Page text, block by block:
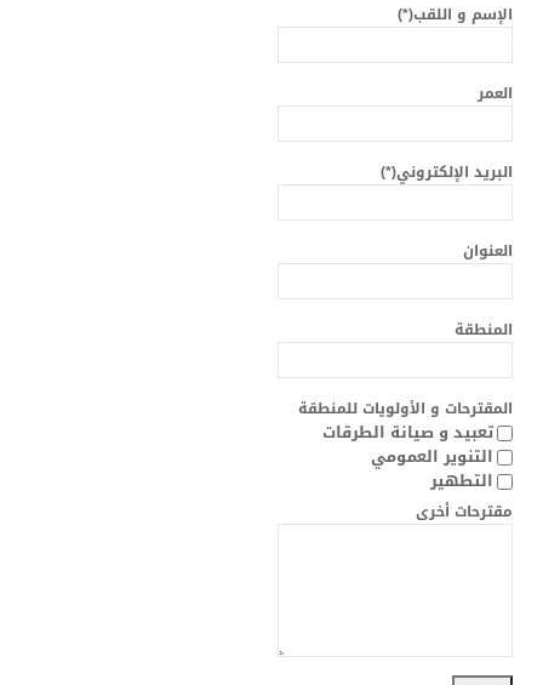
تاريخ المدينة
زيارة المدينة
المدينة بالأرقام
المنشأت
الجمعيات و المنظمات
التعريف بالبلدية
تاريخ الإحداث
مثال التهيئة
التنظيم الهيكلي
الخطط الوظيفية
المنشآت الرياضية
الإسم و اللقب(*)
العمر
البريد الإلكتروني(*)
العنوان
المنطقة
المقترحات و الأولويات للمنطقة
تعبيد و صيانة الطرقات
التنوير العمومي
التطهير
مقترحات أخرى